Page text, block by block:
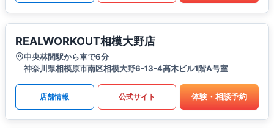
REALWORKOUT相模大野店
中央林間駅から車で6分
神奈川県相模原市南区相模大野6-13-4高木ビル1階A号室
店舗情報 公式サイト 体験・相談予約